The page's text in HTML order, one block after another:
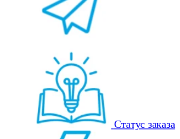
Статус заказа